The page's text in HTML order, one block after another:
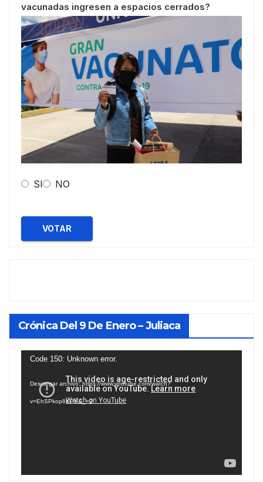
vacunadas ingresen a espacios cerrados?
SI NO
VOTAR
Crónica Del 9 De Enero – Juliaca
Reproductor
vídeo
Code 150: Unknown error.
Descargar archivo: https://www.youtube.com/watch?
v=EhSPkop8KPY&_=2